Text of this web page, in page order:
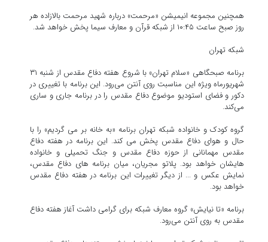
همچنین مجموعه انیمیشن «مرحمت» درباره شهید مرحمت بالازاده هر
روز صبح ساعت ۱۰:۴۵ از شبکه قرآن و معارف سیما پخش خواهد شد.
شبکه تهران
برنامه صبحگاهی «سلام تهران» با شروع هفته دفاع مقدس از شنبه ۳۱
شهریورماه ویژه این مناسبت روی آنتن می‌رود. این برنامه با تغییری در
دکور و فضای استودیو موضوع دفاع مقدس را در برنامه جاری و ساری
می‌کند.
گروه کودک و خانواده شبکه تهران برنامه «به خانه بر می گردیم» را با
حال و هوای دفاع مقدس پخش می کند. این برنامه در هفته دفاع
مقدس مهمانانی از حوزه دفاع مقدس و جنگ تحمیلی و خانواده
هایشان خواهد بود. پلاتو مجریان، میان برنامه های دفاع مقدس،
نمایش عکس و ... از دیگر تغییرات این برنامه در هفته دفاع مقدس
خواهد بود.
برنامه «تا نیایش» گروه معارف شبکه برای گرامی داشت آغاز هفته دفاع
مقدس به روی آنتن می‌رود.